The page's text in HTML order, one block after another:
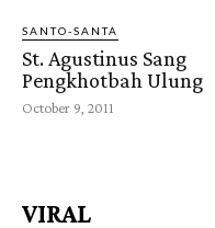
SANTO-SANTA
St. Agustinus Sang
Pengkhotbah Ulung
October 9, 2011
VIRAL